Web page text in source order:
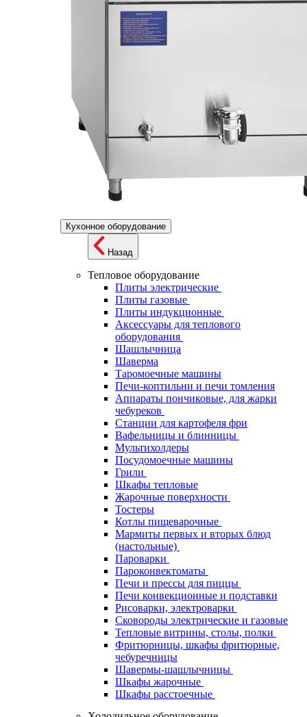
Кухонное оборудование
Назад
Тепловое оборудование
Плиты электрические
Плиты газовые
Плиты индукционные
Аксессуары для теплового
оборудования
Шашлычница
Шаверма
Таромоечные машины
Печи-коптильни и печи томления
Аппараты пончиковые, для жарки
чебуреков
Станции для картофеля фри
Вафельницы и блинницы
Мультихолдеры
Посудомоечные машины
Грили
Шкафы тепловые
Жарочные поверхности
Тостеры
Котлы пищеварочные
Мармиты первых и вторых блюд
(настольные)
Пароварки
Пароконвектоматы
Печи и прессы для пиццы
Печи конвекционные и подставки
Рисоварки, электроварки
Сковороды электрические и газовые
Тепловые витрины, столы, полки
Фритюрницы, шкафы фритюрные,
чебуречницы
Шавермы-шашлычницы
Шкафы жарочные
Шкафы расстоечные